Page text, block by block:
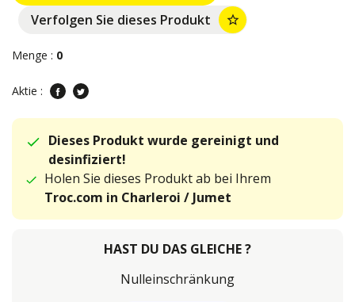
Verfolgen Sie dieses Produkt
star_border
Menge : 0
Aktie :
Dieses Produkt wurde gereinigt und
desinfiziert!
Holen Sie dieses Produkt ab bei Ihrem
Troc.com in Charleroi / Jumet
HAST DU DAS GLEICHE ?
Nulleinschränkung